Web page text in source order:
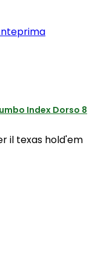
Index Dorso 8
il texas hold'em